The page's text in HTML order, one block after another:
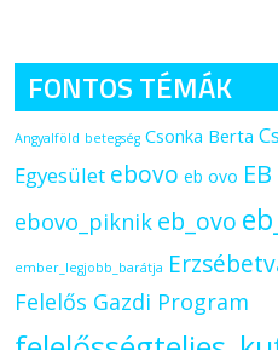
FONTOS TÉMÁK
Angyalföld betegség Csonka Berta
Egyesület ebovo eb ovo
ebovo_piknik eb_ovo
ember_legjobb_barátja
Felelős Gazdi Program